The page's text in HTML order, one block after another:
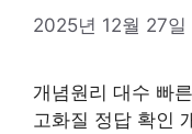
2025년 12월 27일
개념원리 대수 빠
고화질 정답 확인